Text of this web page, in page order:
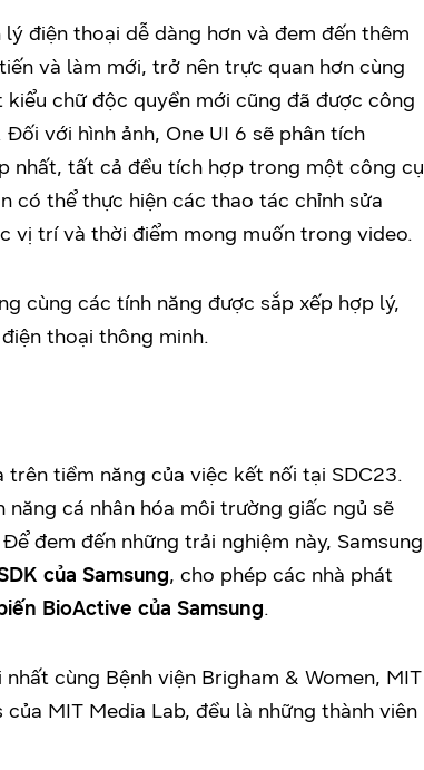
điện thoại dễ dàng hơn và đem đến thêm
và làm mới, trở nên trực quan hơn cùng
chữ độc quyền mới cũng đã được công
với hình ảnh, One UI 6 sẽ phân tích
nhất, tất cả đều tích hợp trong một công cụ
có thể thực hiện các thao tác chỉnh sửa
vị trí và thời điểm mong muốn trong video.
cùng các tính năng được sắp xếp hợp lý,
thoại thông minh.
tiềm năng của việc kết nối tại SDC23.
cá nhân hóa môi trường giấc ngủ sẽ
đem đến những trải nghiệm này, Samsung
của Samsung, cho phép các nhà phát
BioActive của Samsung.
cùng Bệnh viện Brigham & Women, MIT
MIT Media Lab, đều là những thành viên